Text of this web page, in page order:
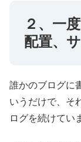
２、一
配置、
誰かのブログに
いうだけで、そ
ログを続けてい